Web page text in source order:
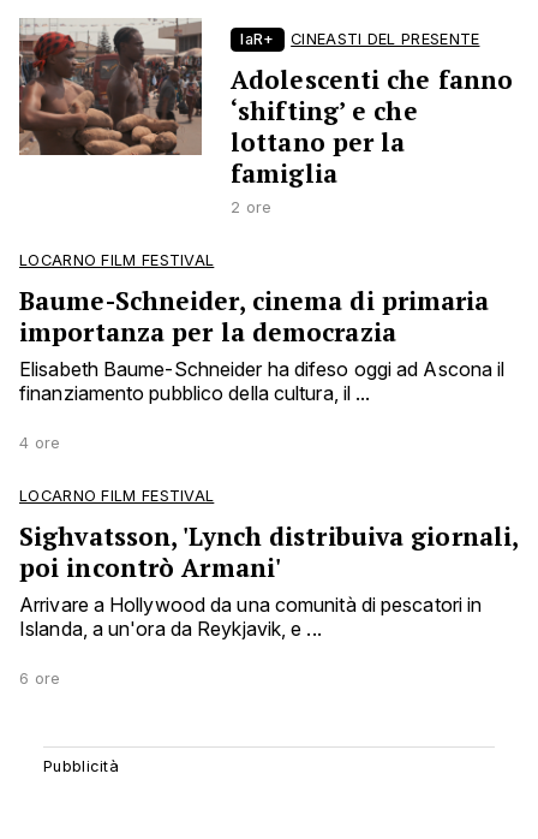
laR+ CINEASTI DEL PRESENTE
Adolescenti che fanno
‘shifting’ e che
lottano per la
famiglia
2 ore
LOCARNO FILM FESTIVAL
Baume-Schneider, cinema di primaria
importanza per la democrazia
Elisabeth Baume-Schneider ha difeso oggi ad Ascona il
finanziamento pubblico della cultura, il ...
4 ore
LOCARNO FILM FESTIVAL
Sighvatsson, 'Lynch distribuiva giornali,
poi incontrò Armani'
Arrivare a Hollywood da una comunità di pescatori in
Islanda, a un'ora da Reykjavik, e ...
6 ore